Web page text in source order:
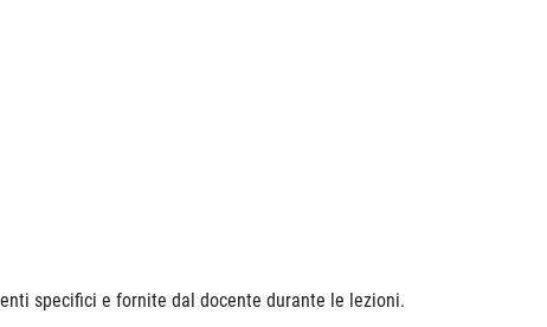
specifici e fornite dal docente durante le lezioni.